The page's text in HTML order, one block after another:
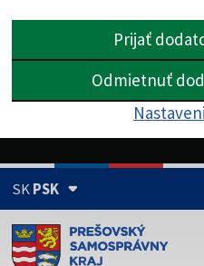
Prijať
Odmietnuť
SKPSK
Doména psk.sk je oficiálna